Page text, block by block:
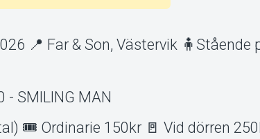
📍 Far & Son, Västervik 🧍Stående
SMILING MAN
🎟️ Ordinarie 150kr 🚪 Vid dörren